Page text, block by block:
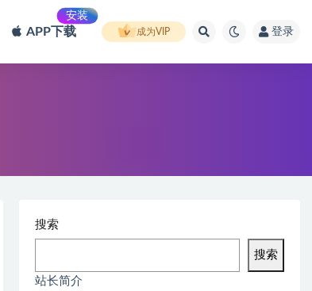
APP下载
安装
成为VIP 登录
搜索
搜索
站长简介